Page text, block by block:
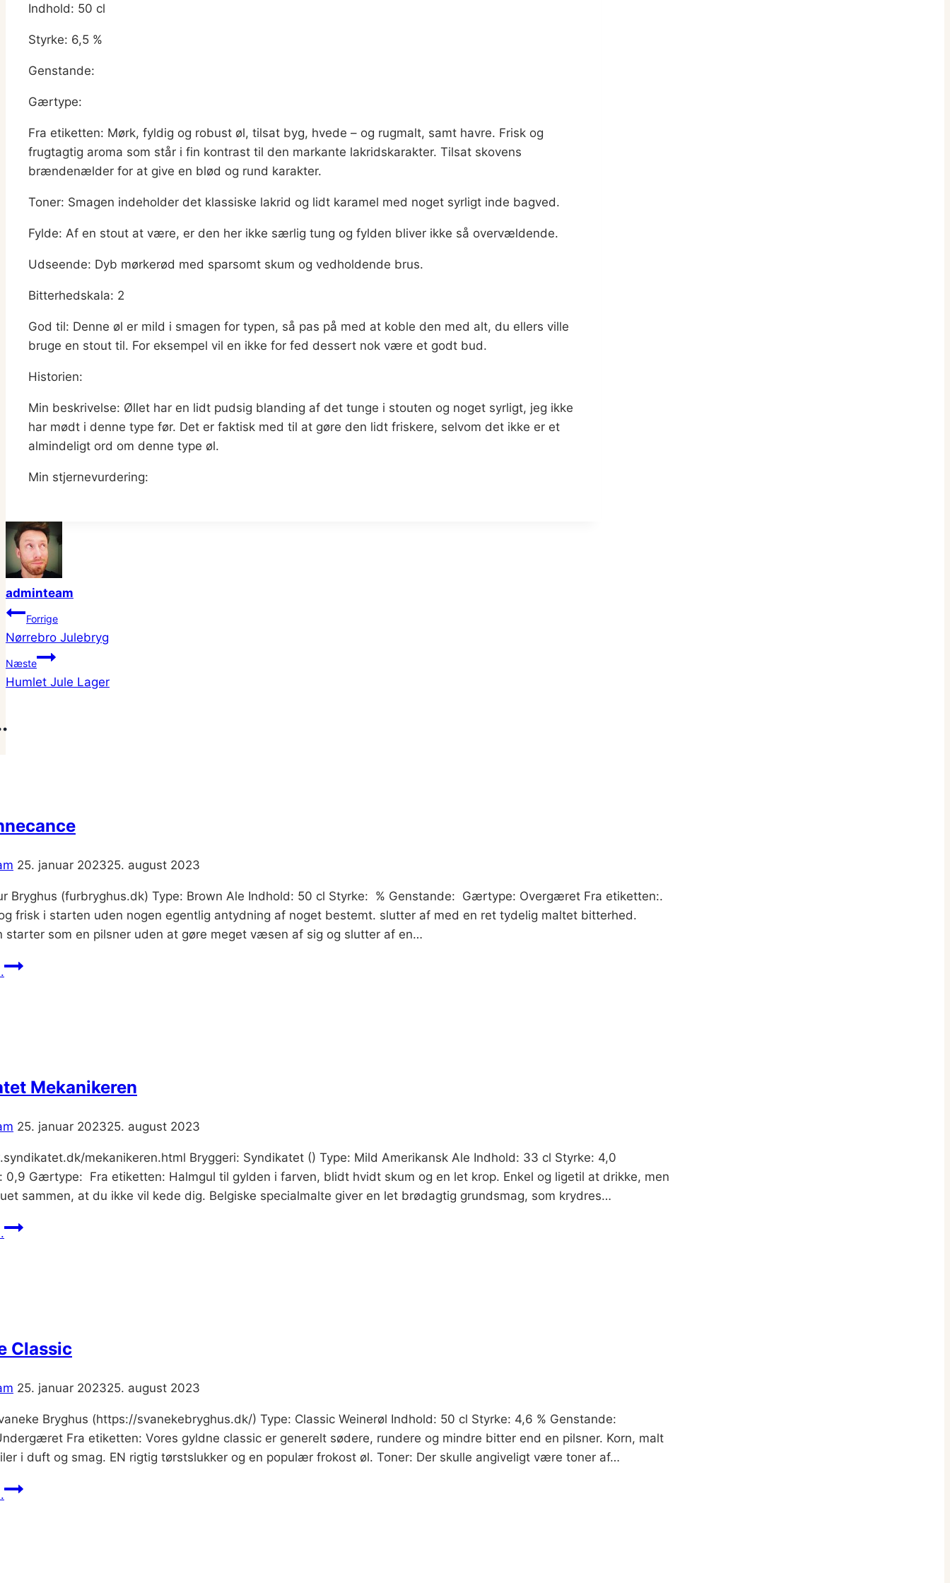
Indhold: 50 cl
Styrke: 6,5 %
Genstande:
Gærtype:
Fra etiketten: Mørk, fyldig og robust øl, tilsat byg, hvede – og rugmalt, samt havre. Frisk og
frugtagtig aroma som står i fin kontrast til den markante lakridskarakter. Tilsat skovens
brændenælder for at give en blød og rund karakter.
Toner: Smagen indeholder det klassiske lakrid og lidt karamel med noget syrligt inde bagved.
Fylde: Af en stout at være, er den her ikke særlig tung og fylden bliver ikke så overvældende.
Udseende: Dyb mørkerød med sparsomt skum og vedholdende brus.
Bitterhedskala: 2
God til: Denne øl er mild i smagen for typen, så pas på med at koble den med alt, du ellers ville
bruge en stout til. For eksempel vil en ikke for fed dessert nok være et godt bud.
Historien:
Min beskrivelse: Øllet har en lidt pudsig blanding af det tunge i stouten og noget syrligt, jeg ikke
har mødt i denne type før. Det er faktisk med til at gøre den lidt friskere, selvom det ikke er et
almindeligt ord om denne type øl.
Min stjernevurdering:
adminteam
Indlægsnavigation
Forrige
Nørrebro Julebryg
Næste
Humlet Jule Lager
25. januar 202325. august 2023
Bryghus (furbryghus.dk) Type: Brown Ale Indhold: 50 cl Styrke: % Genstande: Gærtype: Overgæret Fra etiketten:.
frisk i starten uden nogen egentlig antydning af noget bestemt. slutter af med en ret tydelig maltet bitterhed.
starter som en pilsner uden at gøre meget væsen af sig og slutter af en…
Fur
Mekanikeren
25. januar 202325. august 2023
mekanikeren.html Bryggeri: Syndikatet () Type: Mild Amerikansk Ale Indhold: 33 cl Styrke: 4,0
0,9 Gærtype: Fra etiketten: Halmgul til gylden i farven, blidt hvidt skum og en let krop. Enkel og ligetil at drikke, men
sammen, at du ikke vil kede dig. Belgiske specialmalte giver en let brødagtig grundsmag, som krydres…
Syndikatet
Classic
25. januar 202325. august 2023
Bryghus (https://svanekebryghus.dk/) Type: Classic Weinerøl Indhold: 50 cl Styrke: 4,6 % Genstande:
Fra etiketten: Vores gyldne classic er generelt sødere, rundere og mindre bitter end en pilsner. Korn, malt
i duft og smag. EN rigtig tørstslukker og en populær frokost øl. Toner: Der skulle angiveligt være toner af…
Svaneke